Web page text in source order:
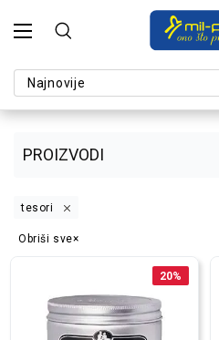
PROIZVODI
tesori
Obriši sve
20%